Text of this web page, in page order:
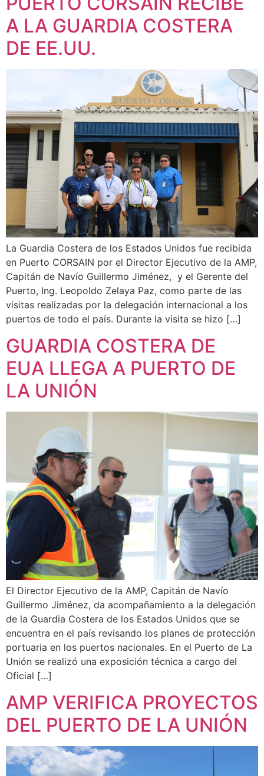
A LA GUARDIA COSTERA
DE EE.UU.
La Guardia Costera de los Estados Unidos fue recibida
en Puerto CORSAIN por el Director Ejecutivo de la AMP,
Capitán de Navío Guillermo Jiménez, y el Gerente del
Puerto, Ing. Leopoldo Zelaya Paz, como parte de las
visitas realizadas por la delegación internacional a los
puertos de todo el país. Durante la visita se hizo […]
GUARDIA COSTERA DE
EUA LLEGA A PUERTO DE
LA UNIÓN
El Director Ejecutivo de la AMP, Capitán de Navío
Guillermo Jiménez, da acompañamiento a la delegación
de la Guardia Costera de los Estados Unidos que se
encuentra en el país revisando los planes de protección
portuaria en los puertos nacionales. En el Puerto de La
Unión se realizó una exposición técnica a cargo del
Oficial […]
AMP VERIFICA PROYECTOS
DEL PUERTO DE LA UNIÓN